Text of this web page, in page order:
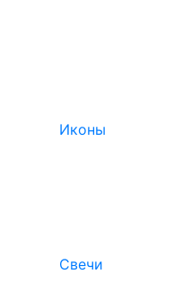
Иконы
Свечи